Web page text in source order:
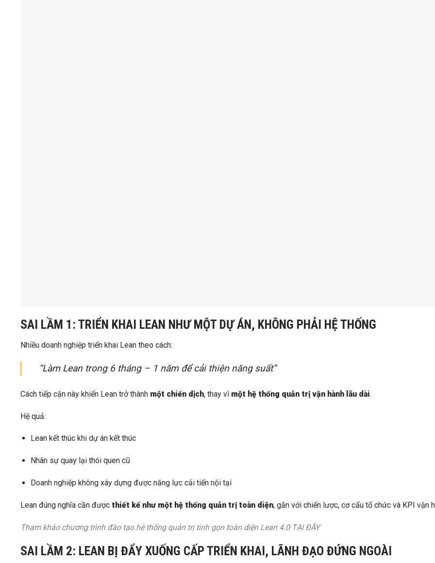
SAI LẦM 1: TRIỂN KHAI LEAN NHƯ MỘT DỰ ÁN, KHÔNG PHẢI HỆ THỐNG
Nhiều doanh nghiệp triển khai Lean theo cách:
“Làm Lean trong 6 tháng – 1 năm để cải thiện năng suất”
Cách tiếp cận này khiến Lean trở thành một chiến dịch, thay vì một hệ thống quản trị vận hành lâu dài.
Hệ quả:
Lean kết thúc khi dự án kết thúc
Nhân sự quay lại thói quen cũ
Doanh nghiệp không xây dựng được năng lực cải tiến nội tại
Lean đúng nghĩa cần được thiết kế như một hệ thống quản trị toàn diện, gắn với chiến lược, cơ cấu tổ chức và KPI vận
Tham khảo chương trình đào tạo hệ thống quản trị tinh gọn toàn diện Lean 4.0 TẠI ĐÂY
SAI LẦM 2: LEAN BỊ ĐẨY XUỐNG CẤP TRIỂN KHAI, LÃNH ĐẠO ĐỨNG NGOÀI